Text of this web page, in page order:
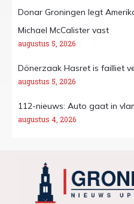
Donar Groningen legt
Michael McCalister vast
augustus 5, 2026
Dönerzaak Hasret is failliet
augustus 5, 2026
112-nieuws: Auto gaat in
augustus 4, 2026